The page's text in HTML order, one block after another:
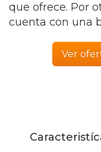
que ofrece. Por
cuenta con una
Ver